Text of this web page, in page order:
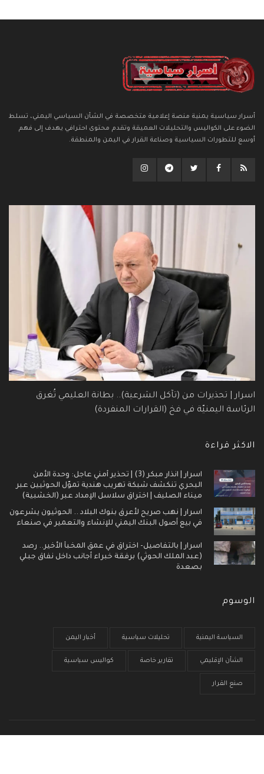
أسرار سياسية يمنية منصة إعلامية متخصصة في الشأن السياسي اليمني، تسلط
الضوء على الكواليس والتحليلات العميقة وتقدم محتوى احترافي يهدف إلى فهم
أوسع للتطورات السياسية وصناعة القرار في اليمن والمنطقة.
اسرار | تحذيرات من (تآكل الشرعية).. بطانة العليمي تُغرق
الرئاسة اليمنيّة في فخ (القرارات المنفردة)
الاكثر قراءة
اسرار | انذار مبكر (3) | تحذير أمني عاجل: وحدة الأمن
البحري تنكشف شبكة تهريب هندية تموّل الحوثيين عبر
ميناء الصليف | اختراق سلاسل الإمداد عبر (الخشبية)
اسرار | نهب صريح لأعرق بنوك البلاد .. الحوثيون يشرعون
في بيع أصول البنك اليمني للإنشاء والتعمير في صنعاء
اسرار | بالتفاصيل- اختراق في عمق المخبأ الأخير.. رصد
(عبد الملك الحوثي) برفقة خبراء أجانب داخل نفاق جبلي
بصعدة
الوسوم
السياسة اليمنية تحليلات سياسية أخبار اليمن
الشأن الإقليمي تقارير خاصة كواليس سياسية
صنع القرار